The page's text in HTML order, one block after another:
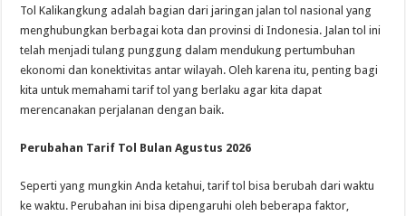
Tol Kalikangkung adalah bagian dari jaringan jalan tol nasional yang
menghubungkan berbagai kota dan provinsi di Indonesia. Jalan tol ini
telah menjadi tulang punggung dalam mendukung pertumbuhan
ekonomi dan konektivitas antar wilayah. Oleh karena itu, penting bagi
kita untuk memahami tarif tol yang berlaku agar kita dapat
merencanakan perjalanan dengan baik.
Perubahan Tarif Tol Bulan Agustus 2026
Seperti yang mungkin Anda ketahui, tarif tol bisa berubah dari waktu
ke waktu. Perubahan ini bisa dipengaruhi oleh beberapa faktor,